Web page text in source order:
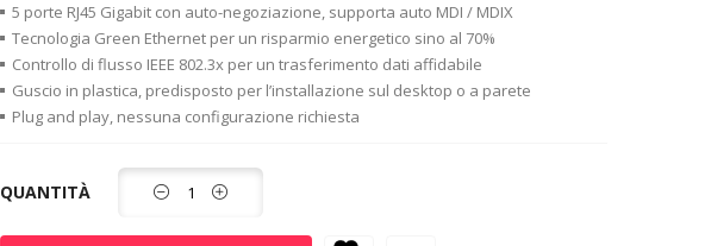
5 porte RJ45 Gigabit con auto-negoziazione, supporta auto MDI / MDIX
Tecnologia Green Ethernet per un risparmio energetico sino al 70%
Controllo di flusso IEEE 802.3x per un trasferimento dati affidabile
Guscio in plastica, predisposto per l’installazione sul desktop o a parete
Plug and play, nessuna configurazione richiesta
QUANTITÀ